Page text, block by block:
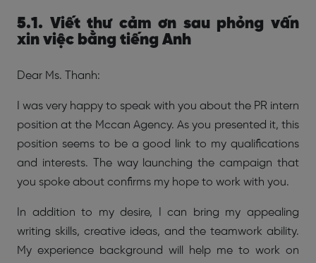
5.1. Viết thư cảm ơn sau phỏng vấn
xin việc bằng tiếng Anh
Dear Ms. Thanh:
I was very happy to speak with you about the PR intern
position at the Mccan Agency. As you presented it, this
position seems to be a good link to my qualifications
and interests. The way launching the campaign that
you spoke about confirms my hope to work with you.
In addition to my desire, I can bring my appealing
writing skills, creative ideas, and the teamwork ability.
My experience background will help me to work on